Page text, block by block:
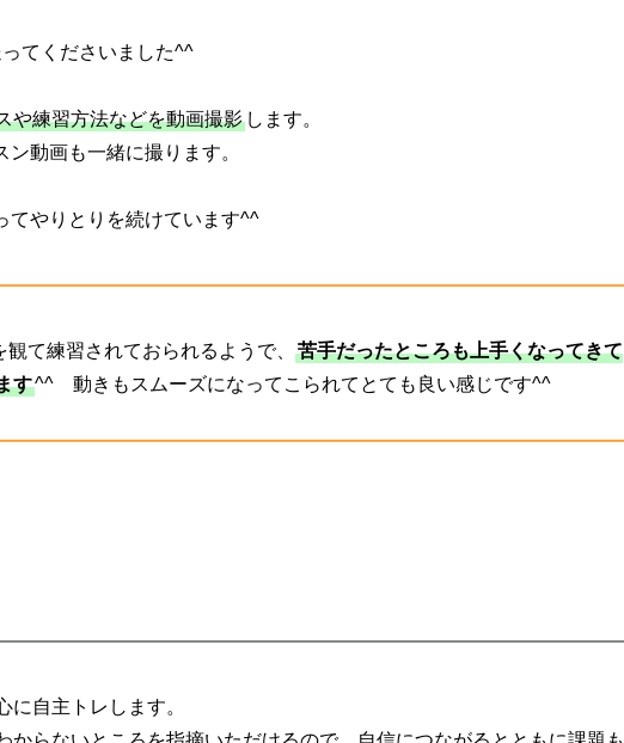
てくださいました^^
や練習方法などを動画撮影 します。
動画も一緒に撮ります。
やりとりを続けています^^
て練習されておられるようで、
苦手だったところも上手くなってきて
す^^ 動きもスムーズになってこられてとても良い感じです^^
に自主トレします。